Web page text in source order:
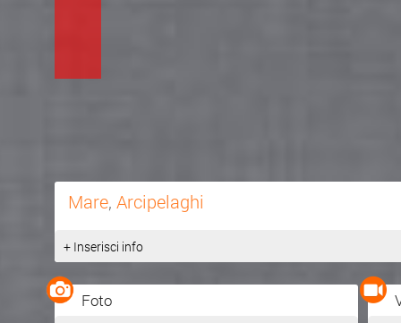
Mare,Arcipelaghi
+ Inserisci info
Foto